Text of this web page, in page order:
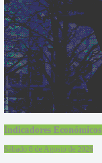
Indicadores Económicos
Sábado 8 de Agosto de 2026